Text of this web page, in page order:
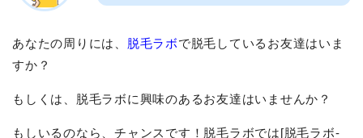
あなたの周りには、 脱毛ラボで脱毛しているお友達はいま
すか？
もしくは、脱毛ラボに興味のあるお友達はいませんか？
もしいるのなら、チャンスです！脱毛ラボでは[脱毛ラボ-